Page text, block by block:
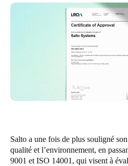
Enregistrer la nouvelle sélection
Salto a une fois de plus souligné
qualité et l’environnement, en
9001 et ISO 14001, qui visent à